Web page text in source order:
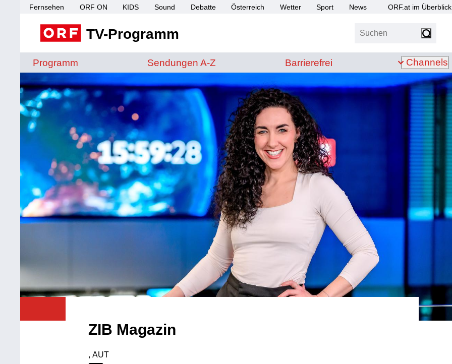
Fernsehen ORF ON KIDS Sound Debatte Österreich Wetter Sport News ORF.at im Überblick
TV-Programm Suchen
Programm Sendungen von A bis Z
Sendungen A-Z Barrierefrei
Barrierefrei Channels
ZIB Magazin
Produktionsland: AUT
, AUT